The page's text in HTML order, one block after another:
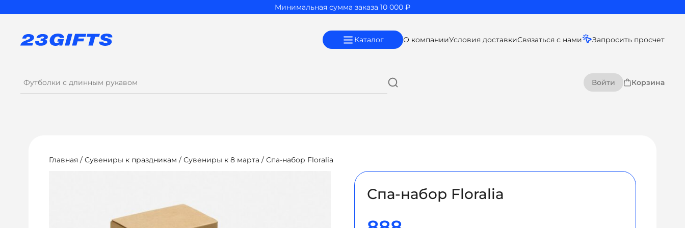
Минимальная сумма заказа 10 000 ₽
Каталог О компанииУсловия доставкиСвязаться с нами Запросить просчет
Войти Корзина
Главная / Сувениры к праздникам / Сувениры к 8 марта / Спа-набор Floralia
Спа-набор Floralia